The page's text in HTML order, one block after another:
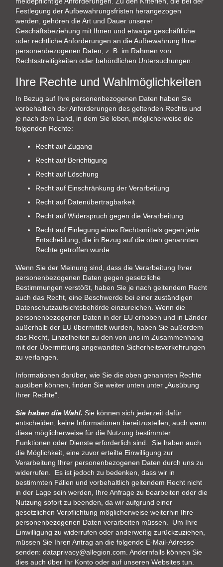
Festlegung der Aufbewahrungsfristen herangezogen
werden, gehören die Art und Dauer unserer
Geschäftsbeziehung mit Ihnen und etwaige geschäftliche
oder rechtliche Anforderungen an die Aufbewahrung Ihrer
personenbezogenen Daten, z. B. im Rahmen von
Rechtsstreitigkeiten oder behördlichen Untersuchungen.
Ihre Rechte und Wahlmöglichkeiten
In Bezug auf Ihre personenbezogenen Daten haben Sie
vorbehaltlich der Anforderungen des geltenden Rechts und
je nach dem Land, in dem Sie leben, möglicherweise die
folgenden Rechte:
Recht auf Zugang
Recht auf Berichtigung
Recht auf Löschung
Recht auf Einschränkung der Verarbeitung
Recht auf Datenübertragbarkeit
Recht auf Widerspruch gegen die Verarbeitung
Recht auf Einlegung eines Rechtsmittels gegen jede
Entscheidung, die in Bezug auf die oben genannten
Rechte getroffen wurde
Wenn Sie der Meinung sind, dass die Verarbeitung Ihrer
personenbezogenen Daten gegen gesetzliche
Bestimmungen verstößt, haben Sie je nach geltendem Recht
auch das Recht, eine Beschwerde bei einer zuständigen
Datenschutzaufsichtsbehörde einzureichen. Wenn die
personenbezogenen Daten in der EU erhoben und in Länder
außerhalb der EU übermittelt wurden, haben Sie außerdem
das Recht, Einzelheiten zu den von uns im Zusammenhang
mit der Übermittlung angewandten Sicherheitsvorkehrungen
zu verlangen.
Informationen darüber, wie Sie die oben genannten Rechte
ausüben können, finden Sie weiter unten unter „Ausübung
Ihrer Rechte“.
Sie haben die Wahl. Sie können sich jederzeit dafür
entscheiden, keine Informationen bereitzustellen, auch wenn
diese möglicherweise für die Nutzung bestimmter
Funktionen oder Dienste erforderlich sind. Sie haben auch
die Möglichkeit, eine zuvor erteilte Einwilligung zur
Verarbeitung Ihrer personenbezogenen Daten durch uns zu
widerrufen. Es ist jedoch zu bedenken, dass wir in
bestimmten Fällen und vorbehaltlich geltendem Recht nicht
in der Lage sein werden, Ihre Anfrage zu bearbeiten oder die
Nutzung sofort zu beenden, da wir aufgrund einer
gesetzlichen Verpflichtung möglicherweise weiterhin Ihre
personenbezogenen Daten verarbeiten müssen. Um Ihre
Einwilligung zu widerrufen oder anderweitig zurückzuziehen,
müssen Sie Ihren Antrag an die folgende E-Mail-Adresse
senden: dataprivacy@allegion.com . Andernfalls können Sie
dies auch über Ihr Konto oder auf unseren Websites tun.